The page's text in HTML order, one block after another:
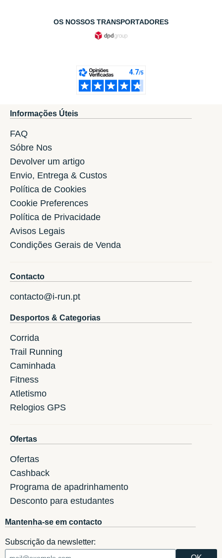
OS NOSSOS TRANSPORTADORES
Informações Úteis
FAQ
Sóbre Nos
Devolver um artigo
Envio, Entrega & Custos
Política de Cookies
Cookie Preferences
Política de Privacidade
Avisos Legais
Condições Gerais de Venda
Contacto
contacto@i-run.pt
Desportos & Categorias
Corrida
Trail Running
Caminhada
Fitness
Atletismo
Relogios GPS
Ofertas
Ofertas
Cashback
Programa de apadrinhamento
Desconto para estudantes
Mantenha-se em contacto
Subscrição da newsletter: